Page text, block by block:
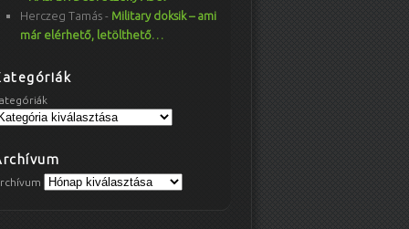
Herczeg Tamás - Military doksik – ami
már elérhető, letölthető…